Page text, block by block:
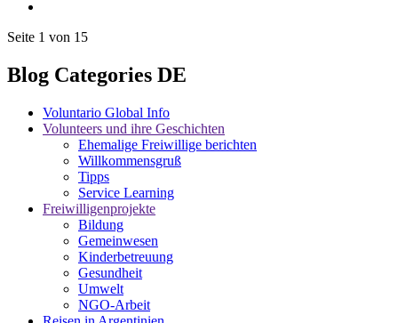
Seite 1 von 15
Blog Categories DE
Voluntario Global Info
Volunteers und ihre Geschichten
Ehemalige Freiwillige berichten
Willkommensgruß
Tipps
Service Learning
Freiwilligenprojekte
Bildung
Gemeinwesen
Kinderbetreuung
Gesundheit
Umwelt
NGO-Arbeit